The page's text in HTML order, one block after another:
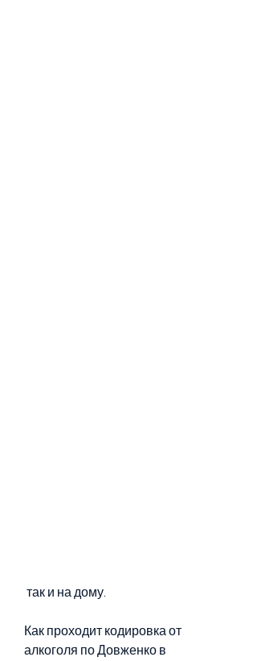
так и на дому.
Как проходит кодировка от
алкоголя по Довженко в